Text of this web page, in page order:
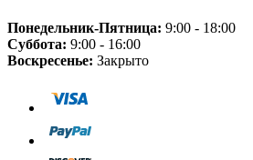
Понедельник-Пятница: 9:00 - 18:00
Суббота: 9:00 - 16:00
Воскресенье: Закрыто